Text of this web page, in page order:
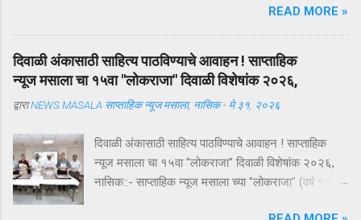
तुटला तर त्याची किंमत केवळ एका प्रकरणापुरती मर्यादित
राहत नाही; त...
READ MORE »
दिवाळी अंकासाठी साहित्य पाठविण्याचे आवाहन ! साप्ताहिक
न्यूज मसाला चा १५वा "लोकराजा" दिवाळी विशेषांक २०२६,
द्वाराNEWS MASALA साप्ताहिक न्यूज मसाला, नासिक - मे ३१, २०२६
दिवाळी अंकासाठी साहित्य पाठविण्याचे आवाहन ! साप्ताहिक
न्यूज मसाला चा १५वा "लोकराजा" दिवाळी विशेषांक २०२६,
नासिक::- साप्ताहिक न्यूज मसाला च्या "लोकराजा" (वर्ष १५ वे)